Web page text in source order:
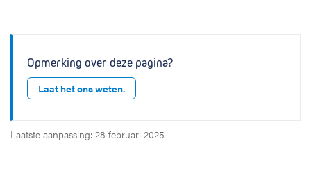
Opmerking over deze pagina?
Laat het ons weten.
Laatste aanpassing: 28 februari 2025